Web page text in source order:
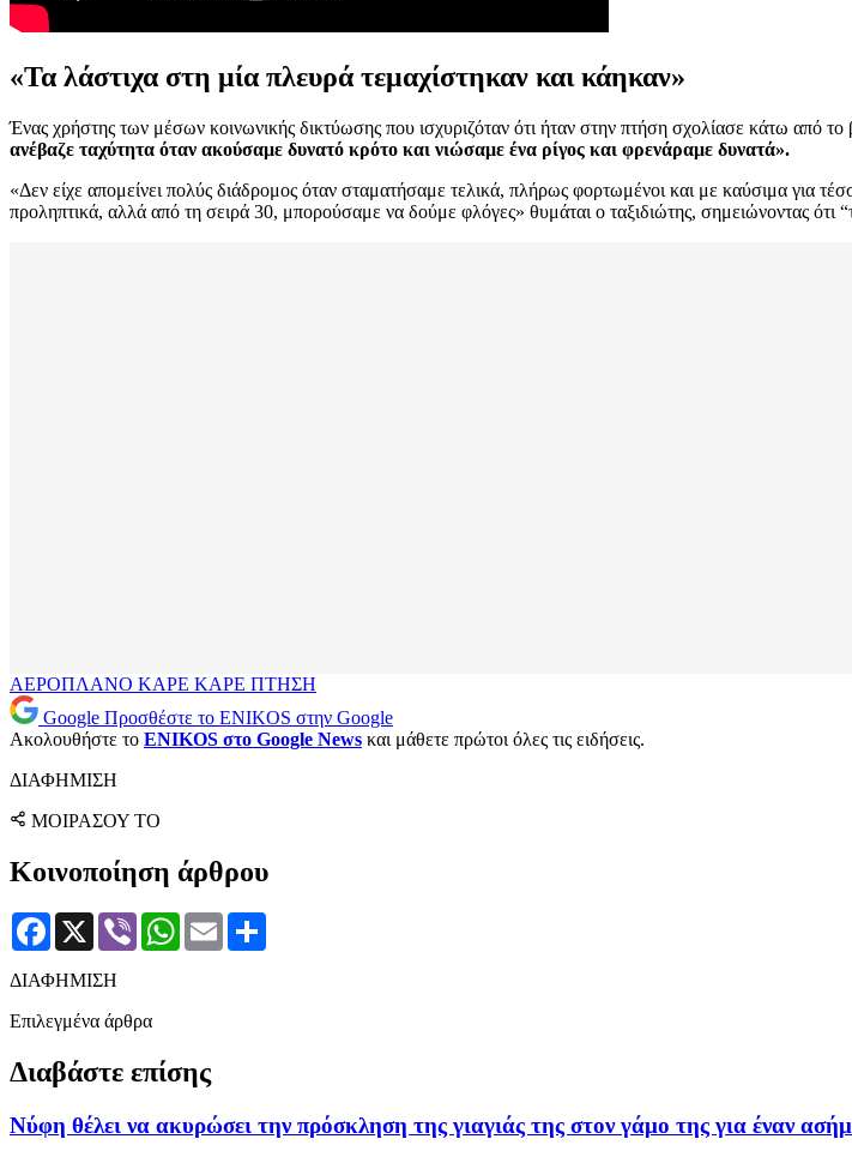
«Τα λάστιχα στη μία πλευρά τεμαχίστηκαν και κάηκαν»
Ένας χρήστης των μέσων κοινωνικής δικτύωσης που ισχυριζόταν ότι ήταν στην πτήση σχολίασε κάτω από το
ανέβαζε ταχύτητα όταν ακούσαμε δυνατό κρότο και νιώσαμε ένα ρίγος και φρενάραμε δυνατά».
«Δεν είχε απομείνει πολύς διάδρομος όταν σταματήσαμε τελικά, πλήρως φορτωμένοι και με καύσιμα για
προληπτικά, αλλά από τη σειρά 30, μπορούσαμε να δούμε φλόγες» θυμάται ο ταξιδιώτης, σημειώνοντας
ΑΕΡΟΠΛΑΝΟ ΚΑΡΕ ΚΑΡΕ ΠΤΗΣΗ
Google Προσθέστε το ENIKOS στην Google
Ακολουθήστε το ENIKOS στο Google News και μάθετε πρώτοι όλες τις ειδήσεις.
ΔΙΑΦΗΜΙΣΗ
ΜΟΙΡΑΣΟΥ ΤΟ
Κοινοποίηση άρθρου
Facebook
X Viber WhatsApp
Email
ΔΙΑΦΗΜΙΣΗ
Επιλεγμένα άρθρα
Διαβάστε επίσης
Νύφη θέλει να ακυρώσει την πρόσκληση της γιαγιάς της στον γάμο της για έναν